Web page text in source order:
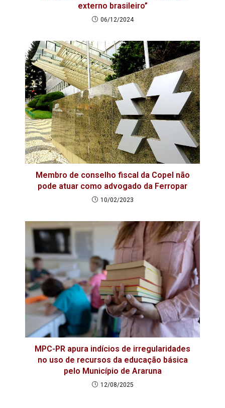
externo brasileiro”
06/12/2024
Membro de conselho fiscal da Copel não
pode atuar como advogado da Ferropar
10/02/2023
MPC-PR apura indícios de irregularidades
no uso de recursos da educação básica
pelo Município de Araruna
12/08/2025